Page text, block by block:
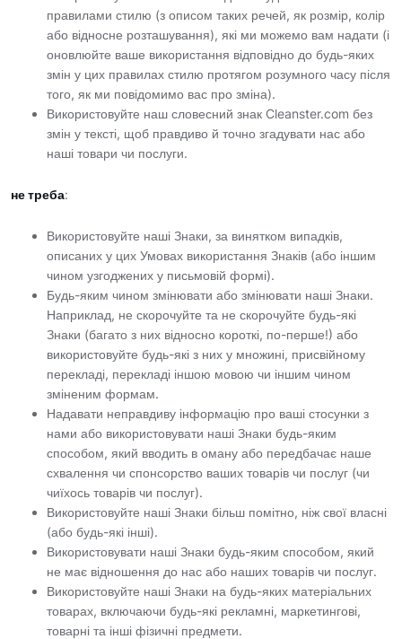
правилами стилю (з описом таких речей, як розмір, колір
або відносне розташування), які ми можемо вам надати (і
оновлюйте ваше використання відповідно до будь-яких
змін у цих правилах стилю протягом розумного часу після
того, як ми повідомимо вас про зміна).
Використовуйте наш словесний знак Cleanster.com без
змін у тексті, щоб правдиво й точно згадувати нас або
наші товари чи послуги.
не треба:
Використовуйте наші Знаки, за винятком випадків,
описаних у цих Умовах використання Знаків (або іншим
чином узгоджених у письмовій формі).
Будь-яким чином змінювати або змінювати наші Знаки.
Наприклад, не скорочуйте та не скорочуйте будь-які
Знаки (багато з них відносно короткі, по-перше!) або
використовуйте будь-які з них у множині, присвійному
перекладі, перекладі іншою мовою чи іншим чином
зміненим формам.
Надавати неправдиву інформацію про ваші стосунки з
нами або використовувати наші Знаки будь-яким
способом, який вводить в оману або передбачає наше
схвалення чи спонсорство ваших товарів чи послуг (чи
чиїхось товарів чи послуг).
Використовуйте наші Знаки більш помітно, ніж свої власні
(або будь-які інші).
Використовувати наші Знаки будь-яким способом, який
не має відношення до нас або наших товарів чи послуг.
Використовуйте наші Знаки на будь-яких матеріальних
товарах, включаючи будь-які рекламні, маркетингові,
товарні та інші фізичні предмети.